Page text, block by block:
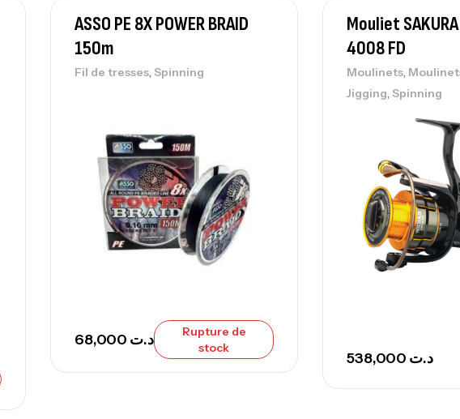
ASSO PE 8X POWER BRAID
150m
Fil de tresses, Spinning
د.ت
Rupture de
stock
Mouliet
4008 FD
Moulinets,
Jigging, Spinning
د.ت